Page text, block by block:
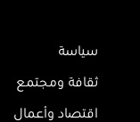
سياسة
ثقافة ومجتمع
اقتصاد وأعمال